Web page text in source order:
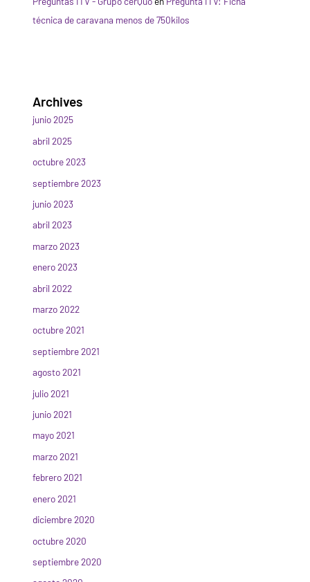
técnica de caravana menos de 750kilos
Archives
junio 2025
abril 2025
octubre 2023
septiembre 2023
junio 2023
abril 2023
marzo 2023
enero 2023
abril 2022
marzo 2022
octubre 2021
septiembre 2021
agosto 2021
julio 2021
junio 2021
mayo 2021
marzo 2021
febrero 2021
enero 2021
diciembre 2020
octubre 2020
septiembre 2020